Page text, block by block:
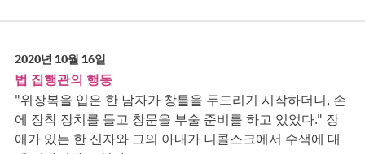
2020년 10월 16일
법 집행관의 행동
"위장복을 입은 한 남자가 창틀을 두드리기 시작하더니, 손
에 장착 장치를 들고 창문을 부술 준비를 하고 있었다." 장
애가 있는 한 신자와 그의 아내가 니콜스크에서 수색에 대